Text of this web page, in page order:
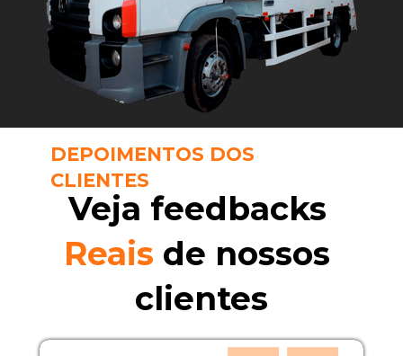
DEPOIMENTOS DOS
CLIENTES
Reais de nossos
clientes